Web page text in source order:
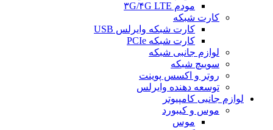
مودم ۳G/۴G LTE
کارت شبکه
کارت شبکه وایرلس USB
کارت شبکه PCIe
لوازم جانبی شبکه
سوییچ شبکه
روتر و اکسس پوینت
توسعه دهنده وایرلس
لوازم جانبی کامپیوتر
موس و کیبورد
موس